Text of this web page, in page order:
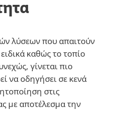
λύσεων που απαιτούν
καθώς το τοπίο
γίνεται πιο
να οδηγήσει σε κενά
στις
με αποτέλεσμα την